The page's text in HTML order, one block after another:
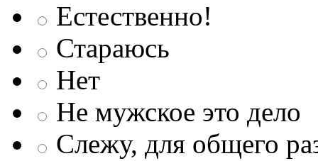
Естественно!
Стараюсь
Нет
Не мужское это дело
Слежу, для общего